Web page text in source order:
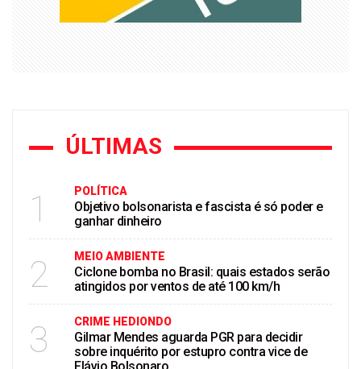
ÚLTIMAS
1 POLÍTICA
Objetivo bolsonarista e fascista é só poder e
ganhar dinheiro
2 MEIO AMBIENTE
Ciclone bomba no Brasil: quais estados serão
atingidos por ventos de até 100 km/h
3 CRIME HEDIONDO
Gilmar Mendes aguarda PGR para decidir
sobre inquérito por estupro contra vice de